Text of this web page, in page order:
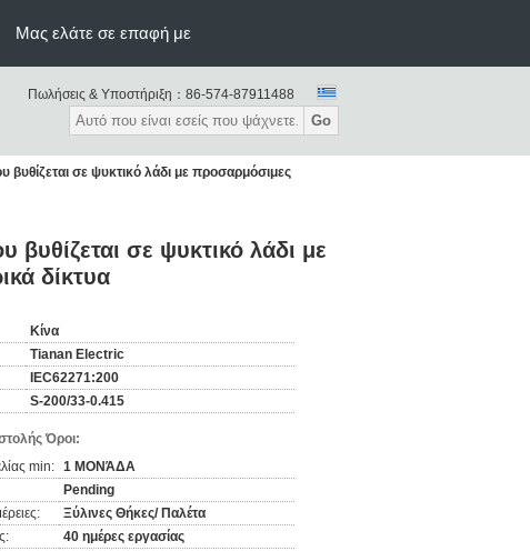
Μας ελάτε σε επαφή με
Πωλήσεις & Υποστήριξη： 86-574-87911488
Go
σε ψυκτικό λάδι με προσαρμόσιμες
σε ψυκτικό λάδι με
δίκτυα
Κίνα
Tianan Electric
IEC62271:200
S-200/33-0.415
Όροι:
min: 1 ΜΟΝΆΔΑ
Pending
Ξύλινες Θήκες/ Παλέτα
40 ημέρες εργασίας